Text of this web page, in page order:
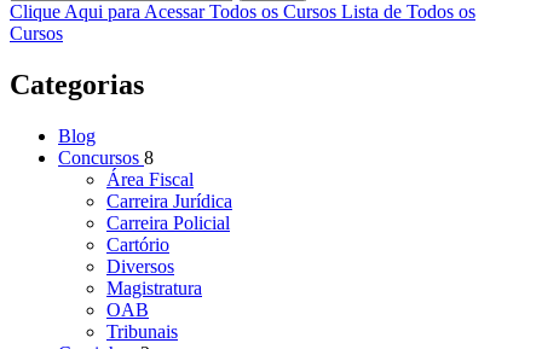
Clique Aqui para Acessar Todos os Cursos Lista de Todos os
Cursos
Categorias
Blog
Concursos 8
Área Fiscal
Carreira Jurídica
Carreira Policial
Cartório
Diversos
Magistratura
OAB
Tribunais